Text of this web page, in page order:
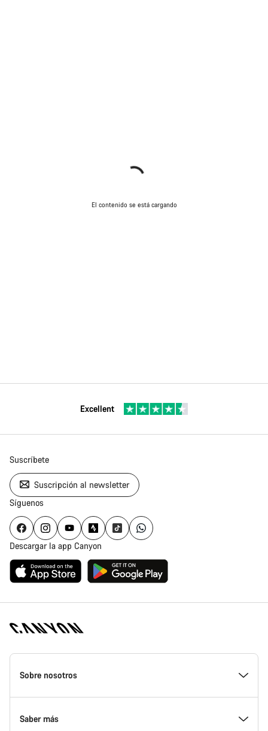
El contenido se está cargando
Excellent
Suscríbete
Suscripción al newsletter
Síguenos
Descargar la app Canyon
Canyon
Homepage
Sobre nosotros
Conoce Canyon
Saber más